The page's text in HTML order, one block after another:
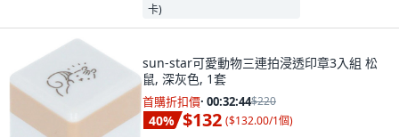
sun-star可愛動物三連拍浸透印章3入組 松
鼠, 深灰色, 1套
首購折扣價· 00:32:42$220
40% $132 ($132.00/1個)